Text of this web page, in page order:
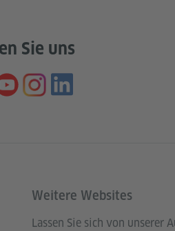
Sie uns
Weitere Websites
Lassen Sie sich von unserer